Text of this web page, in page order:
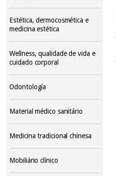
Estética, dermocosmética e
medicina estética
Wellness, qualidade de vida e
cuidado corporal
Odontología
Material médico sanitário
Medicina tradicional chinesa
Mobiliário clínico